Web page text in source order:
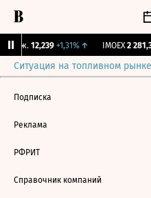
Бирж. 12,239 +1,31%↑ IMOEX 2
Ситуация на топливном
Подписка
Реклама
РФРИТ
Справочник компаний